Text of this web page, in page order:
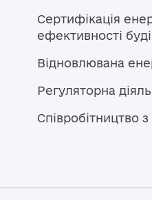
Сертифікація
ефективності
Відновлювана
Регуляторна
Співробітництво